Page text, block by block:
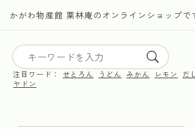
かがわ物産館 栗林庵のオンラインショップ
注目ワード： せとろん うどん みかん レモン
だ
ヤドン